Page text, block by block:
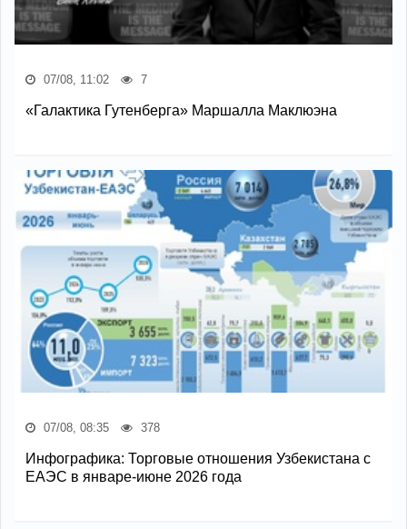
07/08, 11:02 7
«Галактика Гутенберга» Маршалла Маклюэна
07/08, 08:35 378
Инфографика: Торговые отношения Узбекистана с
ЕАЭС в январе-июне 2026 года